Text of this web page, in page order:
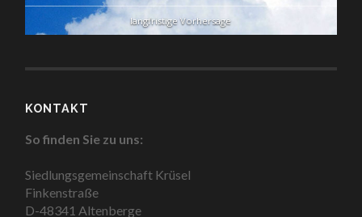
langfristige Vorhersage
KONTAKT
So finden Sie zu uns:
Siedlungsgemeinschaft Krüsel
Finkenstraße
D-48341 Altenberge